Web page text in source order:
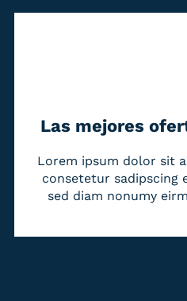
Las mejores
Lorem ipsum dolor sit
consetetur sadipscing
sed diam nonumy